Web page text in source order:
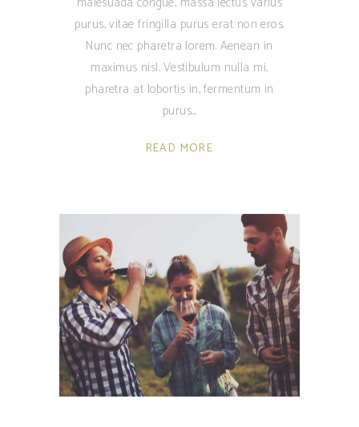
purus, vitae fringilla purus erat non eros.
Nunc nec pharetra lorem. Aenean in
maximus nisl. Vestibulum nulla mi,
pharetra at lobortis in, fermentum in
purus.
READ MORE